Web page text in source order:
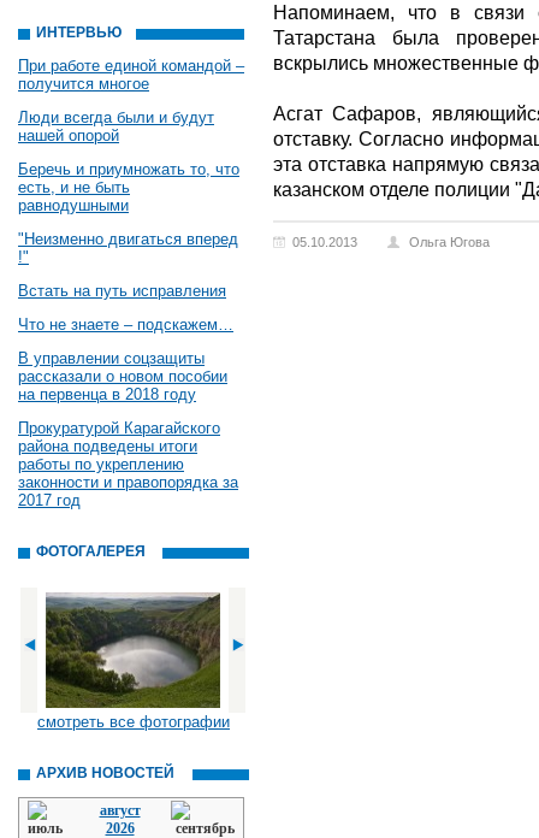
ИНТЕРВЬЮ
При работе единой командой –
получится многое
Люди всегда были и будут
нашей опорой
Беречь и приумножать то, что
есть, и не быть
равнодушными
"Неизменно двигаться вперед
!"
Встать на путь исправления
Что не знаете – подскажем…
В управлении соцзащиты
рассказали о новом пособии
на первенца в 2018 году
Прокуратурой Карагайского
района подведены итоги
работы по укреплению
законности и правопорядка за
2017 год
ФОТОГАЛЕРЕЯ
смотреть все фотографии
АРХИВ НОВОСТЕЙ
август
2026
Напоминаем, что в связи
Татарстана была
вскрылись множественные
Асгат Сафаров,
отставку. Согласно
эта отставка напрямую
казанском отделе полиции
05.10.2013 Ольга Югова